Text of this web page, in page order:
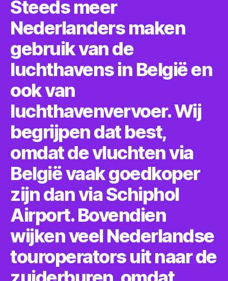
Steeds meer
Nederlanders maken
gebruik van de
luchthavens in België en
ook van
luchthavenvervoer. Wij
begrijpen dat best,
omdat de vluchten via
België vaak goedkoper
zijn dan via Schiphol
Airport. Bovendien
wijken veel Nederlandse
touroperators uit naar de